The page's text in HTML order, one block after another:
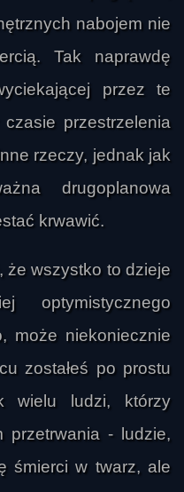
nabojem nie
Tak naprawdę
przez te
przestrzelenia
rzeczy, jednak jak
drugoplanowa
krwawić.
że wszystko to dzieje
optymistycznego
może niekoniecznie
zostałeś po prostu
wielu ludzi, którzy
przetrwania - ludzie,
śmierci w twarz, ale